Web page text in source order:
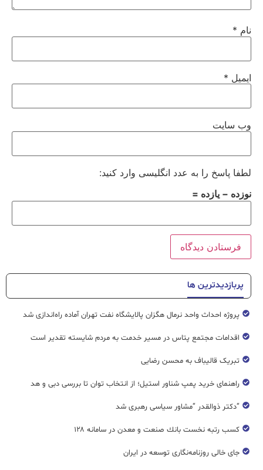
نام *
ایمیل *
وب‌ سایت
لطفا پاسخ را به عدد انگلیسی وارد کنید:
نوزده − یازده =
پربازدیدترین ها
پروژه احداث واحد نرمال هگزان پالایشگاه نفت تهران آماده راه‌اندازی شد
اقدامات مجتمع پتاس در مسیر خدمت به مردم شایسته تقدیر است
تبریک قالیباف به محسن رضایی
راهنمای خرید پمپ شناور استیل؛ از انتخاب توان تا بررسی دبی و هد
“دکتر ذوالقدر “مشاور سیاسی رهبری شد
كسب رتبه نخست بانك صنعت و معدن در سامانه ۱۲۸
جای خالی روزنامه‌نگاری توسعه در ایران